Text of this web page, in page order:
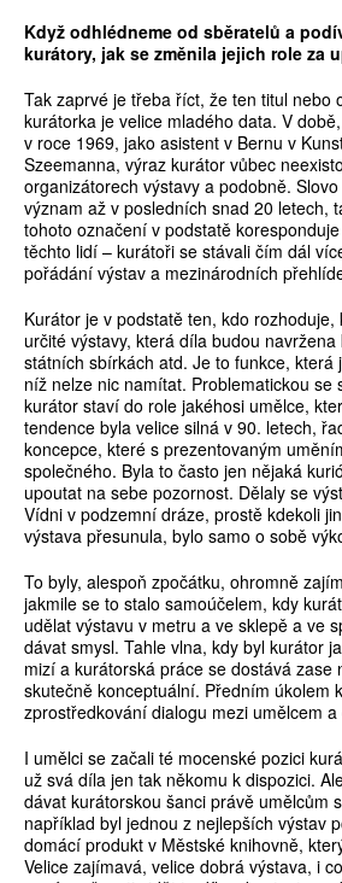
Když odhlédneme od sběratelů a
kurátory, jak se změnila jejich role za
Tak zaprvé je třeba říct, že ten titul nebo
kurátorka je velice mladého data. V
v roce 1969, jako asistent v Bernu v
Szeemanna, výraz kurátor vůbec
organizátorech výstavy a podobně.
význam až v posledních snad 20 letech,
tohoto označení v podstatě
těchto lidí – kurátoři se stávali čím dál
pořádání výstav a mezinárodních
Kurátor je v podstatě ten, kdo
určité výstavy, která díla budou
státních sbírkách atd. Je to funkce, která
níž nelze nic namítat. Problematickou se
kurátor staví do role jakéhosi umělce,
tendence byla velice silná v 90. letech,
koncepce, které s prezentovaným
společného. Byla to často jen nějaká
upoutat na sebe pozornost. Dělaly se
Vídni v podzemní dráze, prostě kdekoli
výstava přesunula, bylo samo o sobě
To byly, alespoň zpočátku, ohromně
jakmile se to stalo samoúčelem, kdy
udělat výstavu v metru a ve sklepě a ve
dávat smysl. Tahle vlna, kdy byl kurátor
mizí a kurátorská práce se dostává zase
skutečně konceptuální. Předním úkolem
zprostředkování dialogu mezi umělcem a
I umělci se začali té mocenské pozici
už svá díla jen tak někomu k dispozici.
dávat kurátorskou šanci právě umělcům
například byl jednou z nejlepších výstav
domácí produkt v Městské knihovně,
Velice zajímavá, velice dobrá výstava, i